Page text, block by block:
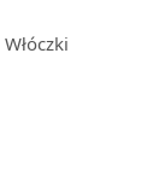
Włóczki